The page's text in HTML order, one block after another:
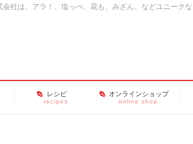
社は、アラ！、塩っぺ、花も、みざん、などユニーク
レシピ
recipes
オンラインショップ
online shop